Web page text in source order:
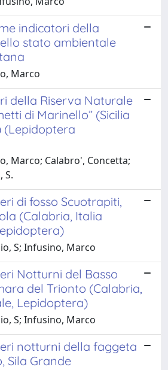
indicatori della
stato ambientale
Marco
della Riserva Naturale
di Marinello” (Sicilia
Marco; Calabro', Concetta;
S.
di fosso Scuotrapiti,
(Calabria, Italia
S; Infusino, Marco
Notturni del Basso
del Trionto (Calabria,
Lepidoptera)
S; Infusino, Marco
notturni della faggeta
Sila Grande